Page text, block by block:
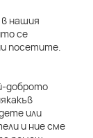
в нашия
се
посетите.
доброто
или
и ние сме